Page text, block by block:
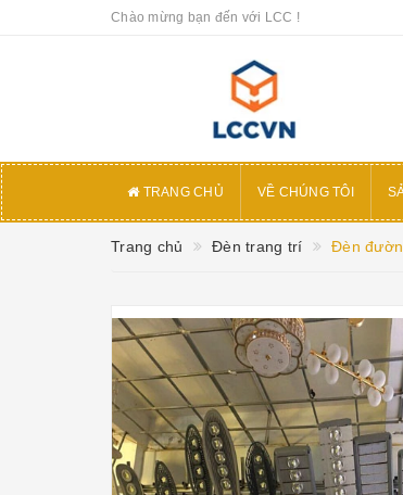
Chào mừng bạn đến với LCC !
TRANG CHỦ VỀ CHÚNG TÔI
Trang chủ Đèn trang trí Đèn